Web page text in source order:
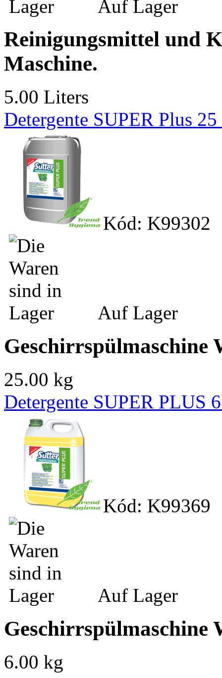
Auf Lager
Reinigungsmittel und
Maschine.
5.00 Liters
Detergente SUPER Plus
Kód: K99302
Auf Lager
Geschirrspülmaschine
25.00 kg
Detergente SUPER PLUS
Kód: K99369
Auf Lager
Geschirrspülmaschine
6.00 kg